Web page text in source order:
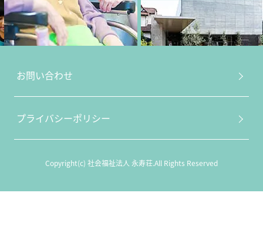
お問い合わせ
プライバシーポリシー
Copyright(c) 社会福祉法人 永寿荘.All Rights Reserved